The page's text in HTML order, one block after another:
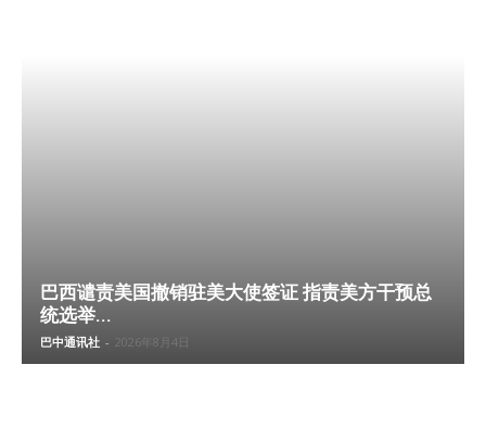
巴西谴责美国撤销驻美大使签证 指责美方干预总
统选举...
巴中通讯社 - 2026年8月4日